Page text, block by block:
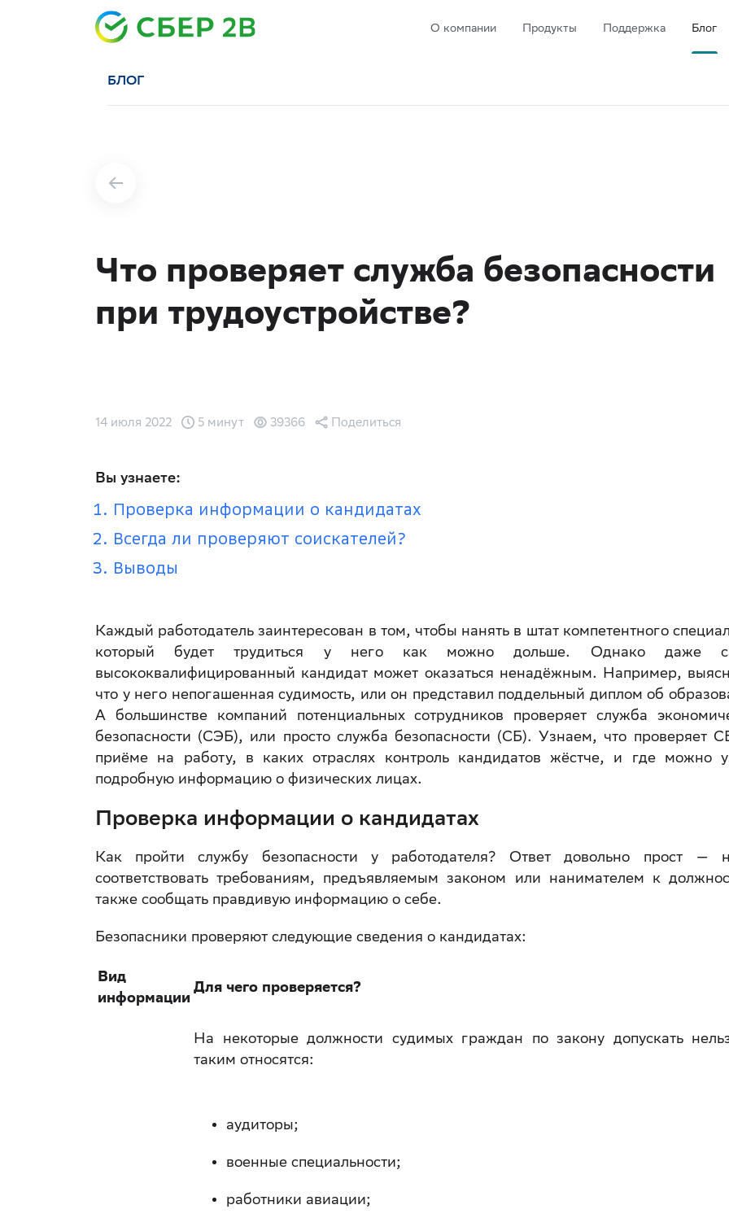
О компании Продукты Поддержка Блог
БЛОГ
Что проверяет служба безопасности
при трудоустройстве?
14 июля 2022 5 минут 39366 Поделиться
Вы узнаете:
Проверка информации о кандидатах
Всегда ли проверяют соискателей?
Выводы
Каждый работодатель заинтересован в том, чтобы нанять в штат компетентного
который будет трудиться у него как можно дольше. Однако даже
высококвалифицированный кандидат может оказаться ненадёжным. Например,
что у него непогашенная судимость, или он представил поддельный диплом об
А большинстве компаний потенциальных сотрудников проверяет служба
безопасности (СЭБ), или просто служба безопасности (СБ). Узнаем, что проверяет
приёме на работу, в каких отраслях контроль кандидатов жёстче, и где можно
подробную информацию о физических лицах.
Проверка информации о кандидатах
Как пройти службу безопасности у работодателя? Ответ довольно прост —
соответствовать требованиям, предъявляемым законом или нанимателем к
также сообщать правдивую информацию о себе.
Безопасники проверяют следующие сведения о кандидатах:
Вид
информации
Для чего проверяется?
На некоторые должности судимых граждан по закону допускать
таким относятся:
аудиторы;
военные специальности;
работники авиации;